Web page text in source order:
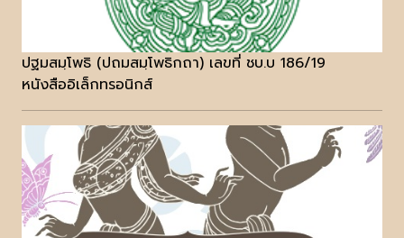
ปฐมสมฺโพธิ (ปถมสมฺโพธิกถา) เลขที่ ชบ.บ 186/19
หนังสืออิเล็กทรอนิกส์